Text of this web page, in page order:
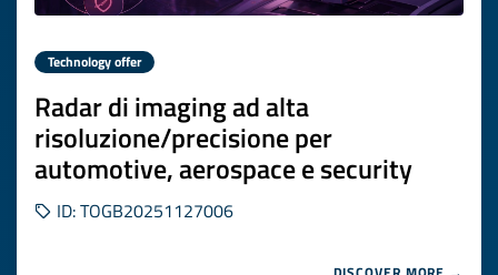
Technology offer
Radar di imaging ad alta
risoluzione/precisione per
automotive, aerospace e security
ID: TOGB20251127006